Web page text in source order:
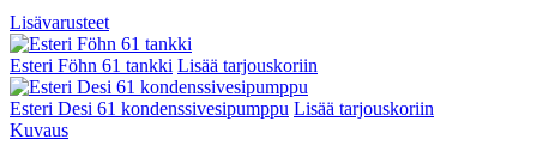
Lisävarusteet
Esteri Föhn 61 tankki Lisää tarjouskoriin
Esteri Desi 61 kondenssivesipumppu Lisää tarjouskoriin
Kuvaus